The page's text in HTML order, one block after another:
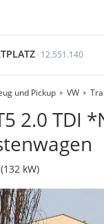
12.551.140
und Pickup VW
2.0 TDI
kW)